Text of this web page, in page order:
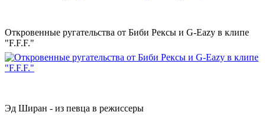
Откровенные ругательства от Биби Рексы и G-Eazy в клипе
"F.F.F."
Эд Ширан - из певца в режиссеры